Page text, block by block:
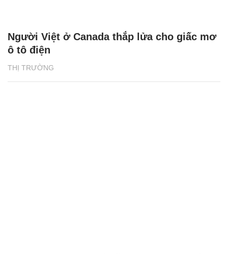
THỊ TRƯỜNG
Người Việt ở Canada thắp lửa cho giấc mơ
ô tô điện